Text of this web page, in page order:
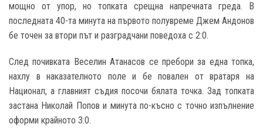
мощно от упор, но топката срещна напречната греда. В
последната 40-та минута на първото полувреме Джем Андонов
бе точен за втори път и разградчани поведоха с 2:0.
След почивката Веселин Атанасов се пребори за една топка,
нахлу в наказателното поле и бе повален от вратаря на
Национал, а главният съдия посочи бялата точка. Зад топката
застана Николай Попов и минута по-късно с точно изпълнение
оформи крайното 3:0.